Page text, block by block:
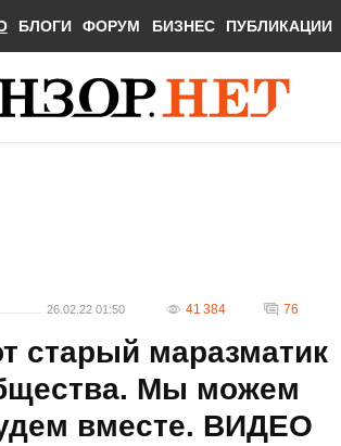
БЛОГИ ФОРУМ БИЗНЕС ПУБЛИКАЦИИ
26.02.22 01:50 41 384 76
старый маразматик
Мы можем
вместе. ВИДЕО